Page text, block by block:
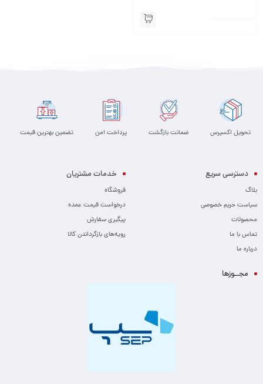
تحویل اکسپرس ضمانت بازگشت پرداخت امن تضمین بهترین قیمت
دسترسی سریع
بلاگ
سیاست حریم خصوصی
محصولات
تماس با ما
درباره ما
خدمات مشتریان
فروشگاه
درخواست قیمت عمده
پیگیری سفارش
رویه‌های بازگرداندن کالا
مجــوزها